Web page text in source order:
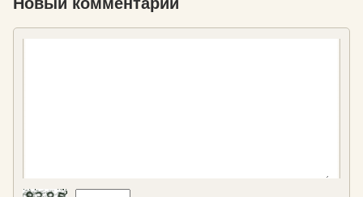
Новый комментарий